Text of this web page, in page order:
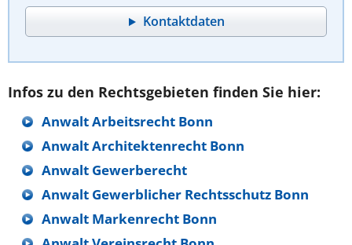
Kontaktdaten
Infos zu den Rechtsgebieten finden Sie hier:
Anwalt Arbeitsrecht Bonn
Anwalt Architektenrecht Bonn
Anwalt Gewerberecht
Anwalt Gewerblicher Rechtsschutz Bonn
Anwalt Markenrecht Bonn